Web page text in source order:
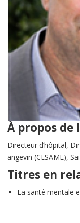
À propos de
Directeur d’hôpital,
angevin (CESAME),
Titres en
La santé mentale